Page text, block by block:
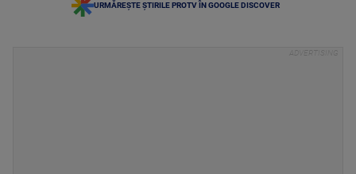
URMĂREȘTE ȘTIRILE PROTV ÎN GOOGLE DISCOVER